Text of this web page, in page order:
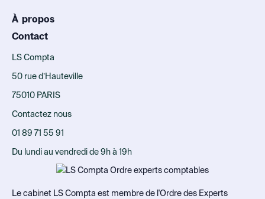
À propos
Contact
LS Compta
50 rue d’Hauteville
75010 PARIS
Contactez nous
01 89 71 55 91
Du lundi au vendredi de 9h à 19h
Le cabinet LS Compta est membre de l'Ordre des Experts